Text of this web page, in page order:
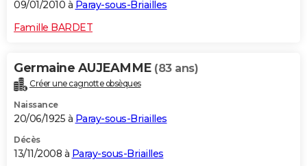
09/01/2010 à Paray-sous-Briailles
Famille BARDET
Germaine AUJEAMME (83 ans)
Créer une cagnotte obsèques
Naissance
20/06/1925 à Paray-sous-Briailles
Décès
13/11/2008 à Paray-sous-Briailles